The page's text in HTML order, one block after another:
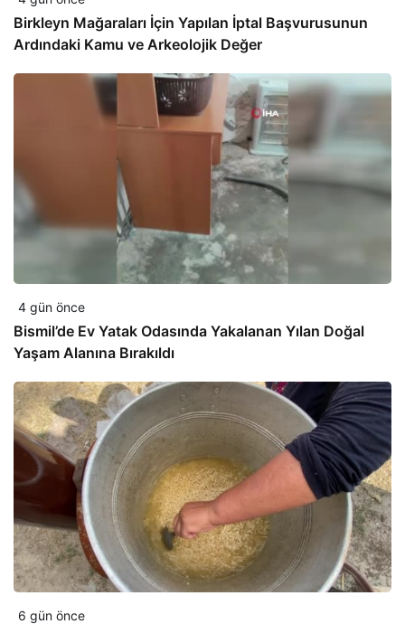
Birkleyn Mağaraları İçin Yapılan İptal Başvurusunun
Ardındaki Kamu ve Arkeolojik Değer
4 gün önce
Bismil’de Ev Yatak Odasında Yakalanan Yılan Doğal
Yaşam Alanına Bırakıldı
6 gün önce